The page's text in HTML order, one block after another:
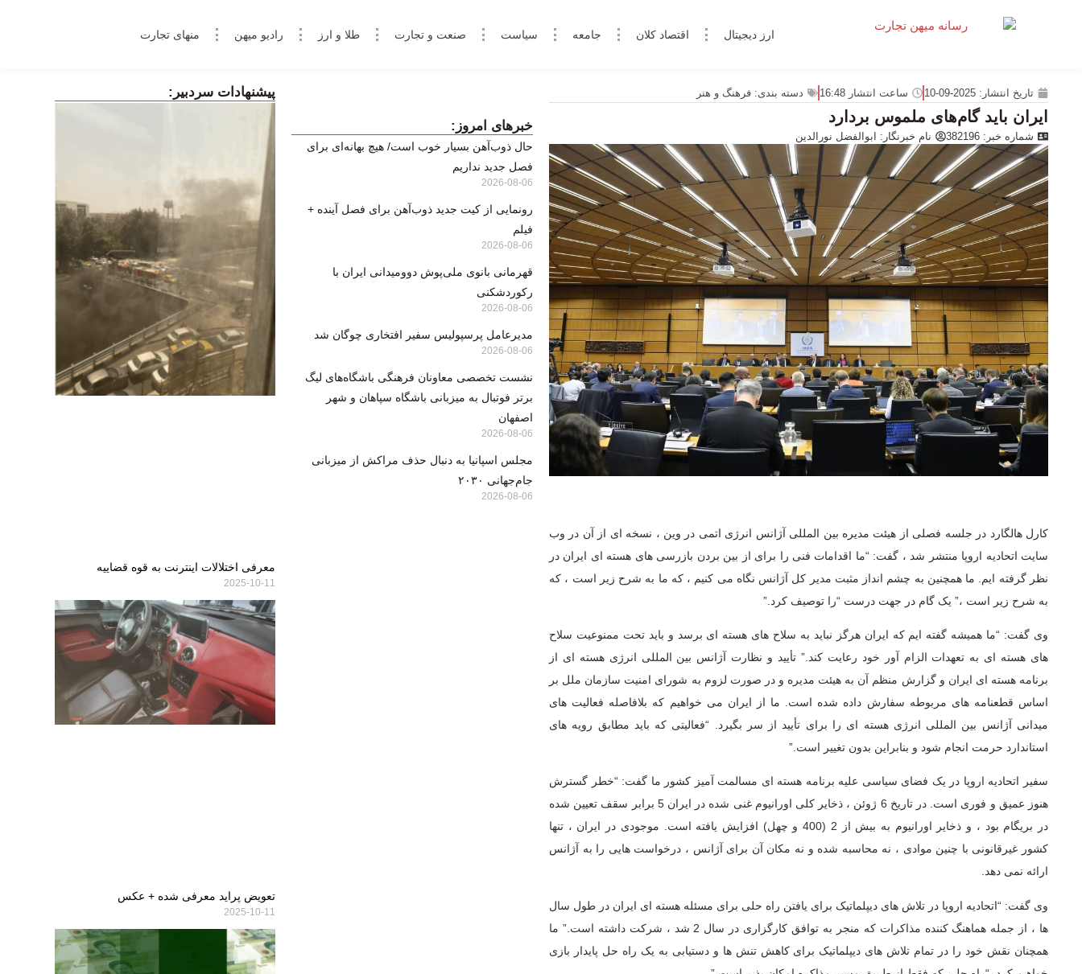
ارز دیجیتال اقتصاد کلان جامعه سیاست صنعت و تجارت طلا و ارز رادیو میهن منهای تجارت
تاریخ انتشار: 2025-09-10 ساعت انتشار 16:48 دسته بندی: فرهنگ و هنر
ایران باید گام‌های ملموس بردارد
شماره خبر: 382196 نام خبرنگار: ابوالفضل نورالدین
کارل هالگارد در جلسه فصلی از هیئت مدیره بین المللی آژانس انرژی اتمی در وین ، نسخه ای از آن در وب
سایت اتحادیه اروپا منتشر شد ، گفت: “ما اقدامات فنی را برای از بین بردن بازرسی های هسته ای ایران در
نظر گرفته ایم. ما همچنین به چشم انداز مثبت مدیر کل آژانس نگاه می کنیم ، که ما به شرح زیر است ، که
به شرح زیر است ،” یک گام در جهت درست “را توصیف کرد.”
وی گفت: “ما همیشه گفته ایم كه ایران هرگز نباید به سلاح های هسته ای برسد و باید تحت ممنوعیت سلاح
های هسته ای به تعهدات الزام آور خود رعایت كند.” تأیید و نظارت آژانس بین المللی انرژی هسته ای از
برنامه هسته ای ایران و گزارش منظم آن به هیئت مدیره و در صورت لزوم به شورای امنیت سازمان ملل بر
اساس قطعنامه های مربوطه سفارش داده شده است. ما از ایران می خواهیم که بلافاصله فعالیت های
میدانی آژانس بین المللی انرژی هسته ای را برای تأیید از سر بگیرد. “فعالیتی که باید مطابق رویه های
استاندارد حرمت انجام شود و بنابراین بدون تغییر است.”
سفیر اتحادیه اروپا در یک فضای سیاسی علیه برنامه هسته ای مسالمت آمیز کشور ما گفت: “خطر گسترش
هنوز عمیق و فوری است. در تاریخ 6 ژوئن ، ذخایر کلی اورانیوم غنی شده در ایران 5 برابر سقف تعیین شده
در بریگام بود ، و ذخایر اورانیوم به بیش از 2 (400 و چهل) افزایش یافته است. موجودی در ایران ، تنها
کشور غیرقانونی با چنین موادی ، نه محاسبه شده و نه مکان آن برای آژانس ، درخواست هایی را به آژانس
ارائه نمی دهد.
وی گفت: “اتحادیه اروپا در تلاش های دیپلماتیک برای یافتن راه حلی برای مسئله هسته ای ایران در طول سال
ها ، از جمله هماهنگ کننده مذاکرات که منجر به توافق کارگزاری در سال 2 شد ، شرکت داشته است.” ما
همچنان نقش خود را در تمام تلاش های دیپلماتیک برای کاهش تنش ها و دستیابی به یک راه حل پایدار بازی
خبرهای امروز:
حال ذوب‌آهن بسیار خوب است/ هیچ بهانه‌ای برای
فصل جدید نداریم
2026-08-06
رونمایی از کیت جدید ذوب‌آهن برای فصل آینده +
فیلم
2026-08-06
قهرمانی بانوی ملی‌پوش دوومیدانی ایران با
رکوردشکنی
2026-08-06
مدیرعامل پرسپولیس سفیر افتخاری چوگان شد
2026-08-06
نشست تخصصی معاونان فرهنگی باشگاه‌های لیگ
برتر فوتبال به میزبانی باشگاه سپاهان و شهر
اصفهان
2026-08-06
مجلس اسپانیا به دنبال حذف مراکش از میزبانی
جام‌جهانی ۲۰۳۰
2026-08-06
پیشنهادات سردبیر:
معرفی اختلالات اینترنت به قوه قضاییه
2025-10-11
تعویض پراید معرفی شده + عکس
2025-10-11